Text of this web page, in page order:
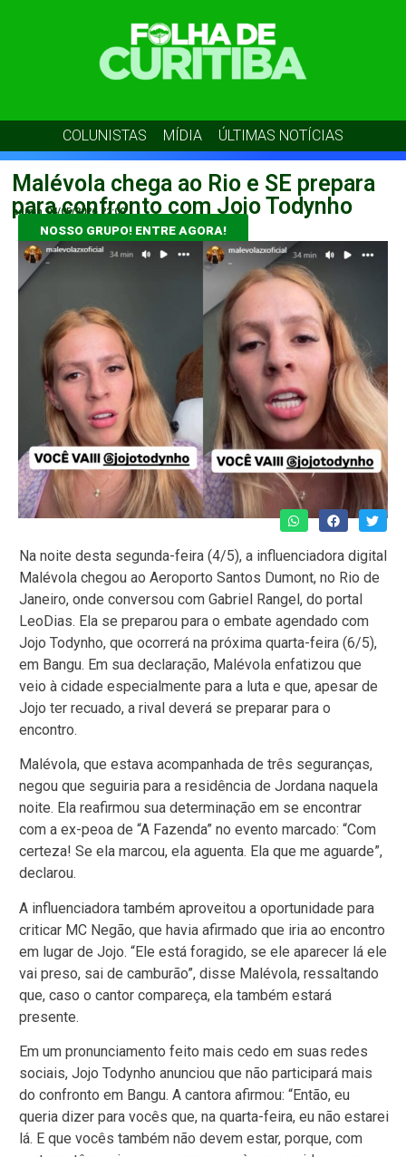
COLUNISTAS MÍDIA ÚLTIMAS NOTÍCIAS
Malévola chega ao Rio e SE prepara
para confronto com Jojo Todynho
admin 04/05/2026 22:00
NOSSO GRUPO! ENTRE AGORA!
Na noite desta segunda-feira (4/5), a influenciadora digital
Malévola chegou ao Aeroporto Santos Dumont, no Rio de
Janeiro, onde conversou com Gabriel Rangel, do portal
LeoDias. Ela se preparou para o embate agendado com
Jojo Todynho, que ocorrerá na próxima quarta-feira (6/5),
em Bangu. Em sua declaração, Malévola enfatizou que
veio à cidade especialmente para a luta e que, apesar de
Jojo ter recuado, a rival deverá se preparar para o
encontro.
Malévola, que estava acompanhada de três seguranças,
negou que seguiria para a residência de Jordana naquela
noite. Ela reafirmou sua determinação em se encontrar
com a ex-peoa de “A Fazenda” no evento marcado: “Com
certeza! Se ela marcou, ela aguenta. Ela que me aguarde”,
declarou.
A influenciadora também aproveitou a oportunidade para
criticar MC Negão, que havia afirmado que iria ao encontro
em lugar de Jojo. “Ele está foragido, se ele aparecer lá ele
vai preso, sai de camburão”, disse Malévola, ressaltando
que, caso o cantor compareça, ela também estará
presente.
Em um pronunciamento feito mais cedo em suas redes
sociais, Jojo Todynho anunciou que não participará mais
do confronto em Bangu. A cantora afirmou: “Então, eu
queria dizer para vocês que, na quarta-feira, eu não estarei
lá. E que vocês também não devem estar, porque, com